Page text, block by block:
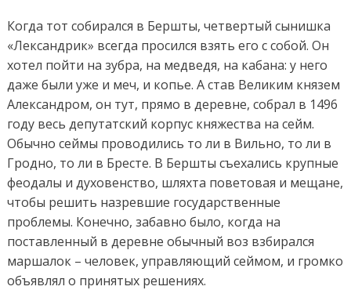
Когда тот собирался в Бершты, четвертый сынишка
«Лександрик» всегда просился взять его с собой. Он
хотел пойти на зубра, на медведя, на кабана: у него
даже были уже и меч, и копье. А став Великим князем
Александром, он тут, прямо в деревне, собрал в 1496
году весь депутатский корпус княжества на сейм.
Обычно сеймы проводились то ли в Вильно, то ли в
Гродно, то ли в Бресте. В Бершты съехались крупные
феодалы и духовенство, шляхта поветовая и мещане,
чтобы решить назревшие государственные
проблемы. Конечно, забавно было, когда на
поставленный в деревне обычный воз взбирался
маршалок – человек, управляющий сеймом, и громко
объявлял о принятых решениях.